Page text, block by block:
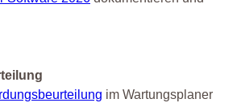
im Wartungsplaner